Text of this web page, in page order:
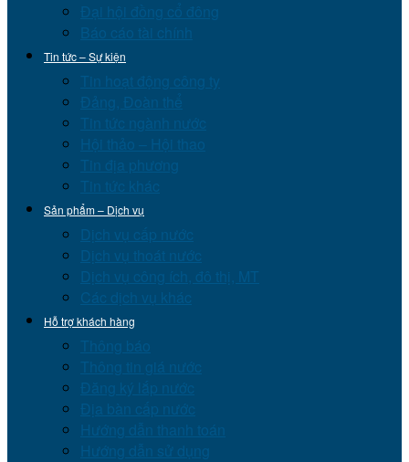
Đại hội đồng cổ đông
Báo cáo tài chính
Tin tức – Sự kiện
Tin hoạt động công ty
Đảng, Đoàn thể
Tin tức ngành nước
Hội thảo – Hội thao
Tin địa phương
Tin tức khác
Sản phẩm – Dịch vụ
Dịch vụ cấp nước
Dịch vụ thoát nước
Dịch vụ công ích, đô thị, MT
Các dịch vụ khác
Hỗ trợ khách hàng
Thông báo
Thông tin giá nước
Đăng ký lắp nước
Địa bàn cấp nước
Hướng dẫn thanh toán
Hướng dẫn sử dụng